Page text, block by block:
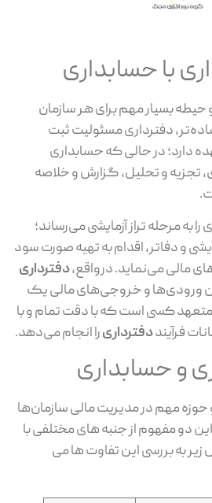
با حسابداری
بسیار مهم برای هر سازمان
دفترداری مسئولیت ثبت
دارد؛ در حالی که حسابداری
تجزیه و تحلیل، گزارش و خلاصه
به مرحله تراز آزمایشی می‌رساند؛
و دفاتر، اقدام به تهیه صورت سود
مالی می‌نماید. درواقع،دفترداری
ورودی‌ها و خروجی‌های مالی یک
متعهد کسی است که با دقت تمام و با
فرآینددفترداریرا انجام می‌دهد.
و حسابداری
مهم در مدیریت مالی سازمان‌ها
دو مفهوم از جنبه های مختلفی با
به بررسی این تفاوت ها می